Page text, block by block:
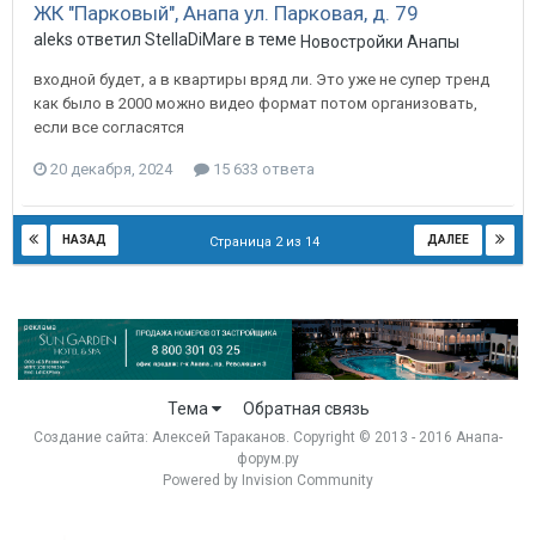
ЖК "Парковый", Анапа ул. Парковая, д. 79
aleks ответил StellaDiMare в теме Новостройки Анапы
входной будет, а в квартиры вряд ли. Это уже не супер тренд
как было в 2000 можно видео формат потом организовать,
если все согласятся
20 декабря, 2024 15 633 ответа
НАЗАД ДАЛЕЕ
Страница 2 из 14
Тема Обратная связь
Создание сайта: Алексей Тараканов. Copyright © 2013 - 2016 Анапа-
форум.ру
Powered by Invision Community